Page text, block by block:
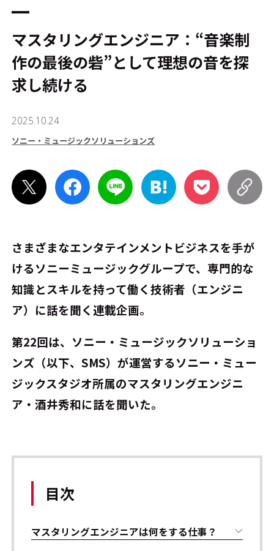
マスタリングエンジニア：“音楽制
作の最後の砦”として理想の音を探
求し続ける
2025.10.24
ソニー・ミュージックソリューションズ
さまざまなエンタテインメントビジネスを手が
けるソニーミュージックグループで、専門的な
知識とスキルを持って働く技術者（エンジニ
ア）に話を聞く連載企画。
第22回は、ソニー・ミュージックソリューショ
ンズ（以下、SMS）が運営するソニー・ミュー
ジックスタジオ所属のマスタリングエンジニ
ア・酒井秀和に話を聞いた。
目次
マスタリングエンジニアは何をする仕事？